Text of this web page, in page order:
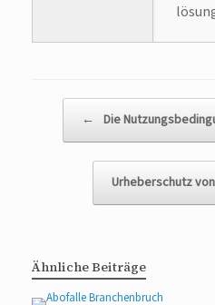
← Die
Urheberschutz
Ähnliche Beiträge